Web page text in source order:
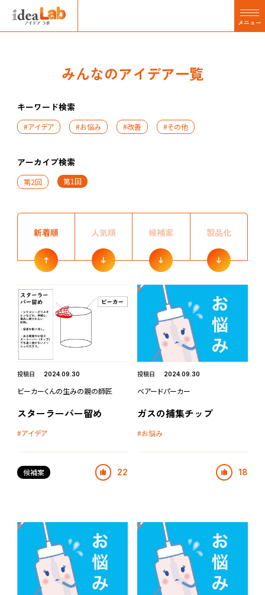
メニュー
みんなのアイデア一覧
キーワード検索
#アイデア #お悩み #改善 #その他
アーカイブ検索
第2回 第1回
新着順 人気順 候補案 製品化
投稿日 2024.09.30
ビーカーくんの生みの親の師匠
スターラーバー留め
アイデア
候補案 22
投稿日 2024.09.30
ベアードパーカー
ガスの捕集チップ
お悩み
18